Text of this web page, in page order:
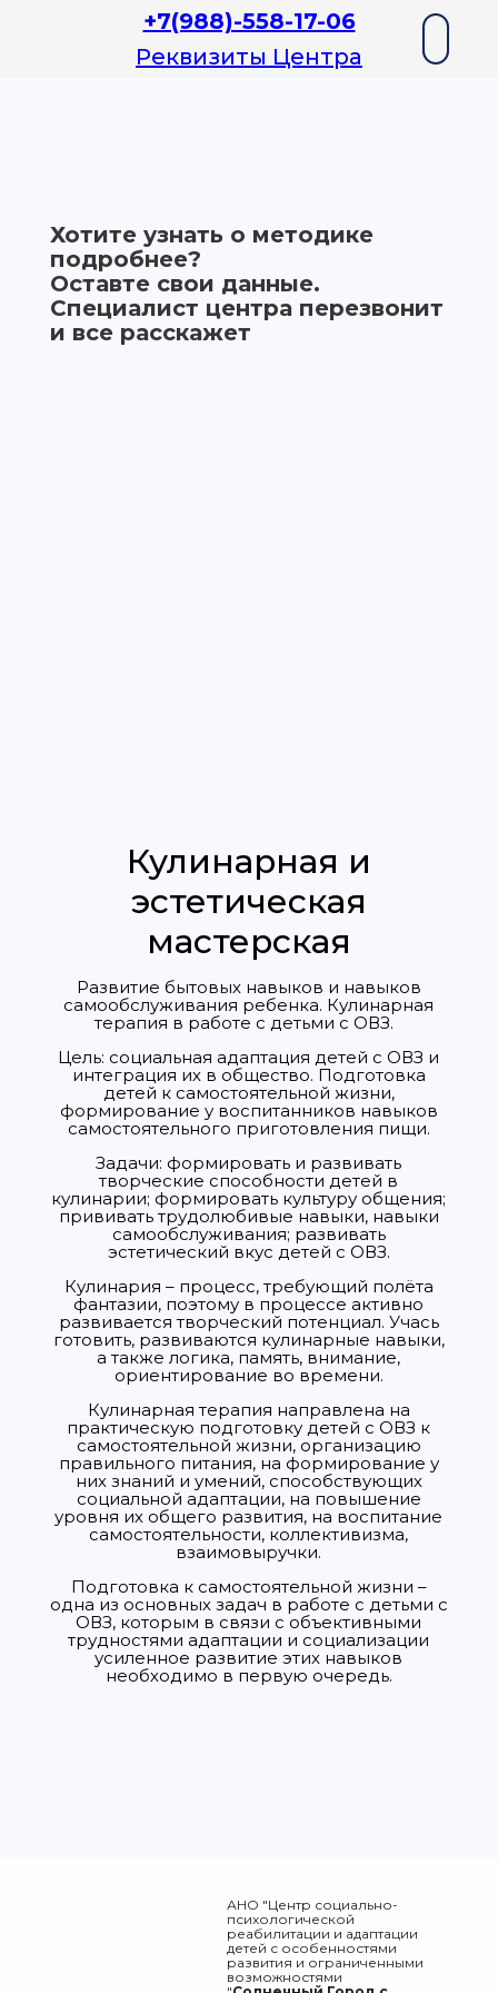
+7(988)-558-17-06
Реквизиты Центра
Кулинарная и
эстетическая
мастерская
Развитие бытовых навыков и навыков
самообслуживания ребенка. Кулинарная
терапия в работе с детьми с ОВЗ.
Цель: социальная адаптация детей с ОВЗ и
интеграция их в общество. Подготовка
детей к самостоятельной жизни,
формирование у воспитанников навыков
самостоятельного приготовления пищи.
Задачи: формировать и развивать
творческие способности детей в
кулинарии; формировать культуру общения;
прививать трудолюбивые навыки, навыки
самообслуживания; развивать
эстетический вкус детей с ОВЗ.
Кулинария – процесс, требующий полёта
фантазии, поэтому в процессе активно
развивается творческий потенциал. Учась
готовить, развиваются кулинарные навыки,
а также логика, память, внимание,
ориентирование во времени.
Кулинарная терапия направлена на
практическую подготовку детей с ОВЗ к
самостоятельной жизни, организацию
правильного питания, на формирование у
них знаний и умений, способствующих
социальной адаптации, на повышение
уровня их общего развития, на воспитание
самостоятельности, коллективизма,
взаимовыручки.
Подготовка к самостоятельной жизни –
одна из основных задач в работе с детьми с
ОВЗ, которым в связи с объективными
трудностями адаптации и социализации
усиленное развитие этих навыков
необходимо в первую очередь.
Хотите узнать о методике
подробнее?
Оставте свои данные.
Специалист центра перезвонит
и все расскажет
АНО "Центр социально-
психологической
реабилитации и адаптации
детей с особенностями
развития и ограниченными
возможностями